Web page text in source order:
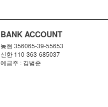
BANK ACCOUNT
농협 356065-39-55653
신한 110-363-685037
예금주 : 김범준